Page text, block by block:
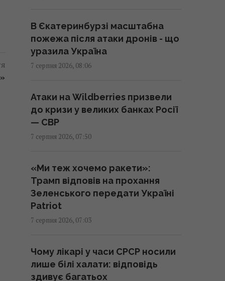
підрозділів, - ISW
08:24 п'ятниця, 07 серпня 2026
по всій Україні
08:23 п'ятниця, 07 серпня 2026
святити в церкві
08:15 п'ятниця, 07 серпня 2026
Кім Чен Ин з початку війни в
08:08 п'ятниця, 07 серпня 2026
В Єкатеринбурзі масштабна
пожежа після атаки дронів - що
уразила Україна
7 серпня 2026, 08:06
Атаки на Wildberries призвели
до кризи у великих банках Росії
— СВР
7 серпня 2026, 07:50
«Ми теж хочемо ракети»:
Трамп відповів на прохання
Зеленського передати Україні
Patriot
7 серпня 2026, 07:03
Чому лікарі у часи СРСР носили
лише білі халати: відповідь
здивує багатьох